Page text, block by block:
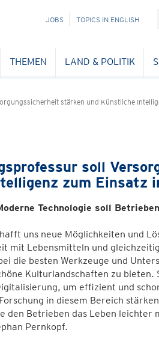
NAVIGATION
JOBS TOPICS IN ENGLISH
THEMEN LAND & POLITIK
stärken und Künstliche
soll
zum Einsatz
Technologie soll
uns neue Möglichkeiten und
mit Lebensmitteln und
die besten Werkzeuge und
Kulturlandschaften zu
um effizient und
in diesem Bereich
den Betrieben das Leben
Pernkopf.